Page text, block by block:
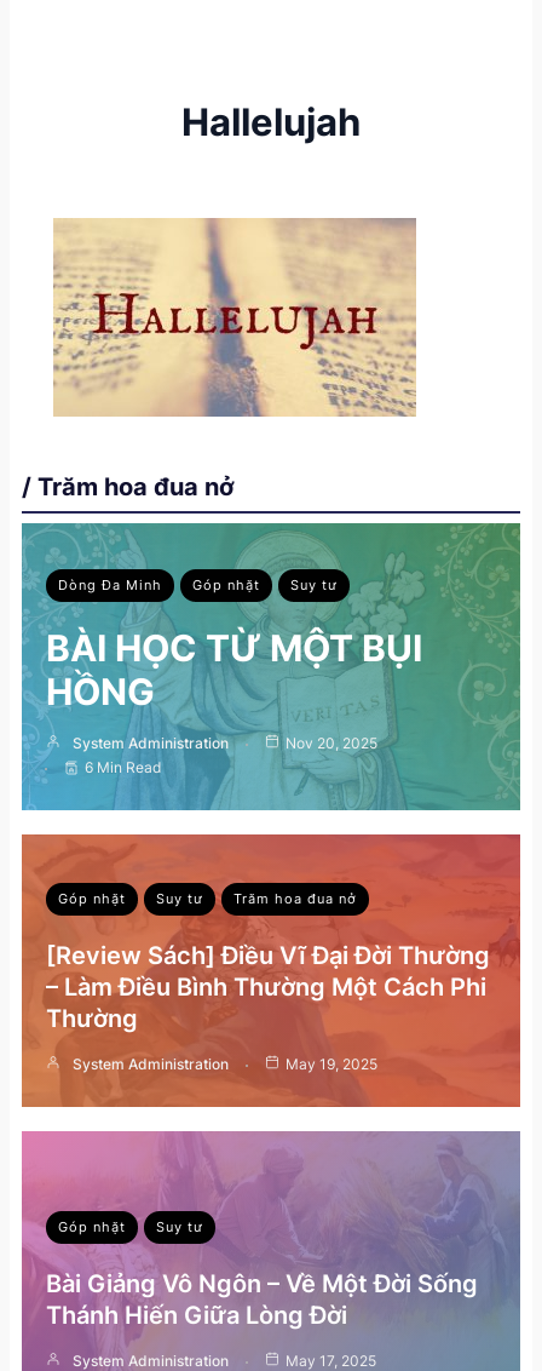
Hallelujah
/ Trăm hoa đua nở
Dòng Đa Minh Góp nhặt Suy tư
BÀI HỌC TỪ MỘT BỤI
HỒNG
System Administration
Nov 20, 2025
6 Min Read
Góp nhặt Suy tư Trăm hoa đua nở
[Review Sách] Điều Vĩ Đại Đời Thường
– Làm Điều Bình Thường Một Cách Phi
Thường
System Administration May 19, 2025
Góp nhặt Suy tư
Bài Giảng Vô Ngôn – Về Một Đời Sống
Thánh Hiến Giữa Lòng Đời
System Administration May 17, 2025